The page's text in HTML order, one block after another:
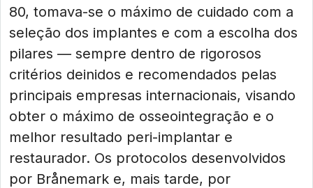
80, tomava-se o máximo de cuidado com a
seleção dos implantes e com a escolha dos
pilares — sempre dentro de rigorosos
critérios deinidos e recomendados pelas
principais empresas internacionais, visando
obter o máximo de osseointegração e o
melhor resultado peri-implantar e
restaurador. Os protocolos desenvolvidos
por Brånemark e, mais tarde, por